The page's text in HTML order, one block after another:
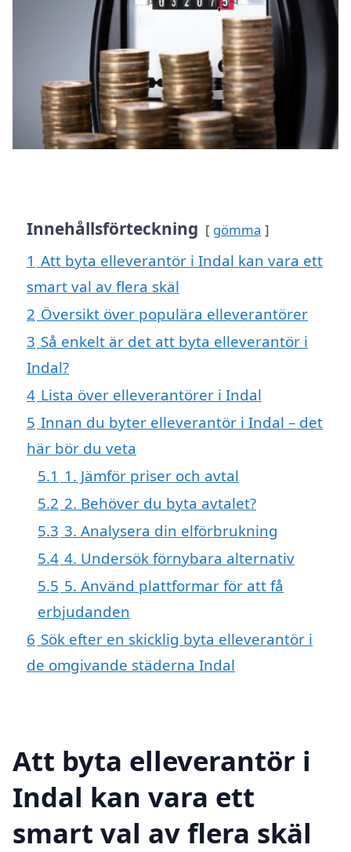
Innehållsförteckning gömma
1 Att byta elleverantör i Indal kan vara ett
smart val av flera skäl
2 Översikt över populära elleverantörer
3 Så enkelt är det att byta elleverantör i
Indal?
4 Lista över elleverantörer i Indal
5 Innan du byter elleverantör i Indal – det
här bör du veta
5.1 1. Jämför priser och avtal
5.2 2. Behöver du byta avtalet?
5.3 3. Analysera din elförbrukning
5.4 4. Undersök förnybara alternativ
5.5 5. Använd plattformar för att få
erbjudanden
6 Sök efter en skicklig byta elleverantör i
de omgivande städerna Indal
Att byta elleverantör i
Indal kan vara ett
smart val av flera skäl